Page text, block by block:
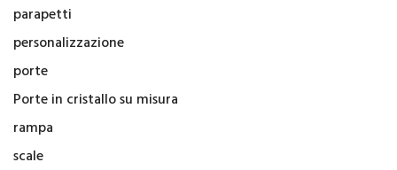
parapetti
personalizzazione
porte
Porte in cristallo su misura
rampa
scale